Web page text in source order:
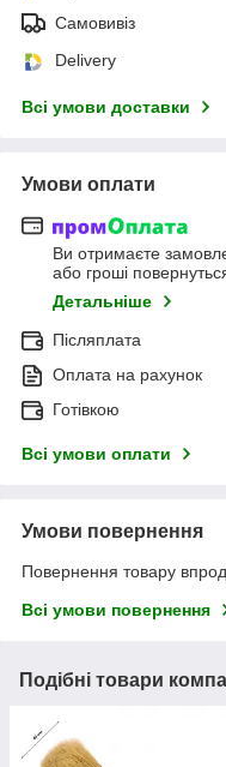
Самовивіз
Delivery
Всі умови доставки
Умови оплати
Ви отримаєте
або гроші
Детальніше
Післяплата
Оплата на рахунок
Готівкою
Всі умови оплати
Умови повернення
Повернення товару
Всі умови повернення
Подібні товари